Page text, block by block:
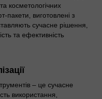
косметологічних
пакети, виготовлені з
сучасне рішення,
та ефективність
– це сучасне
використання,